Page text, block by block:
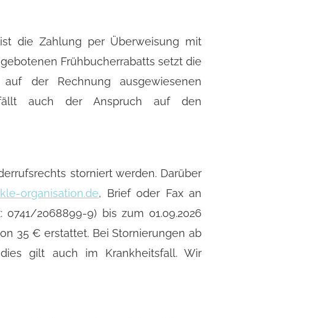
die Zahlung per Überweisung mit
Frühbucherrabatts setzt die
der Rechnung ausgewiesenen
auch der Anspruch auf den
storniert werden. Darüber
organisation.de, Brief oder Fax an
2068899-9) bis zum 01.09.2026
35 € erstattet. Bei Stornierungen ab
gilt auch im Krankheitsfall. Wir